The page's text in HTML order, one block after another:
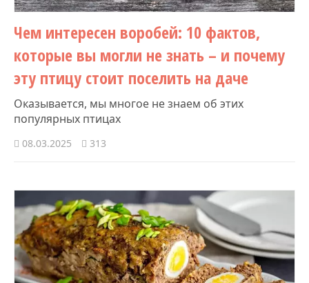
Чем интересен воробей: 10 фактов,
которые вы могли не знать – и почему
эту птицу стоит поселить на даче
Оказывается, мы многое не знаем об этих
популярных птицах
08.03.2025 313